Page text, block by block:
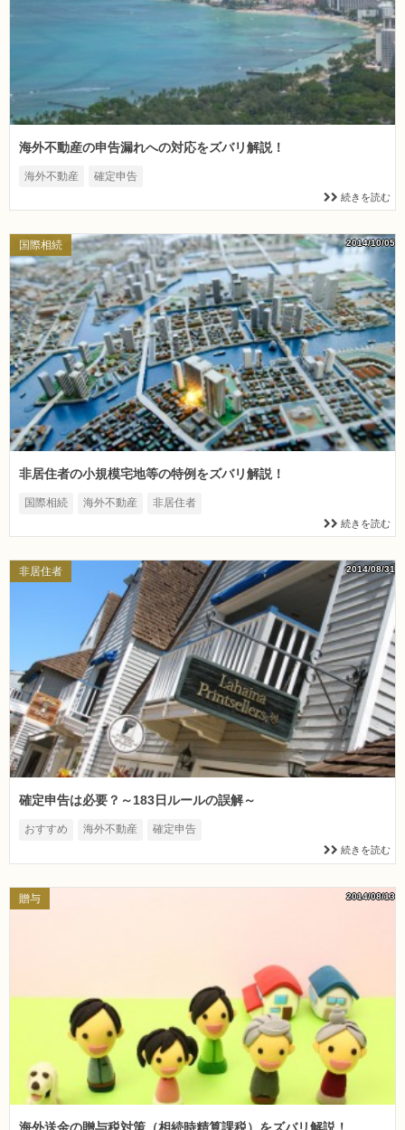
海外不動産の申告漏れへの対応をズバリ解説！
海外不動産 確定申告
続きを読む
国際相続 2014/10/05
非居住者の小規模宅地等の特例をズバリ解説！
国際相続 海外不動産 非居住者
続きを読む
非居住者 2014/08/31
確定申告は必要？～183日ルールの誤解～
おすすめ 海外不動産 確定申告
続きを読む
贈与 2014/08/13
海外送金の贈与税対策（相続時精算課税）をズバリ解説！